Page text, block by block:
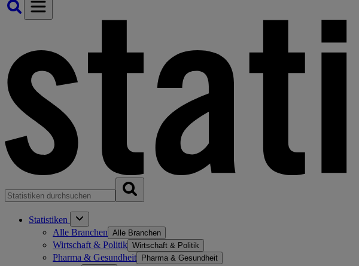
Statistiken
Alle Branchen Alle Branchen
Wirtschaft & Politik Wirtschaft & Politik
Pharma & Gesundheit Pharma & Gesundheit